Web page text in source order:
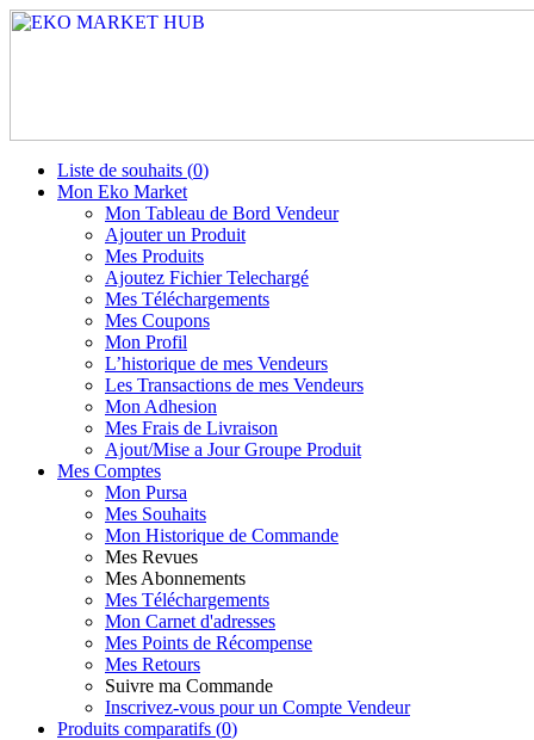
Liste de souhaits (0)
Mon Eko Market
Mon Tableau de Bord Vendeur
Ajouter un Produit
Mes Produits
Ajoutez Fichier Telechargé
Mes Téléchargements
Mes Coupons
Mon Profil
L’historique de mes Vendeurs
Les Transactions de mes Vendeurs
Mon Adhesion
Mes Frais de Livraison
Ajout/Mise a Jour Groupe Produit
Mes Comptes
Mon Pursa
Mes Souhaits
Mon Historique de Commande
Mes Revues
Mes Abonnements
Mes Téléchargements
Mon Carnet d'adresses
Mes Points de Récompense
Mes Retours
Suivre ma Commande
Inscrivez-vous pour un Compte Vendeur
Produits comparatifs (0)